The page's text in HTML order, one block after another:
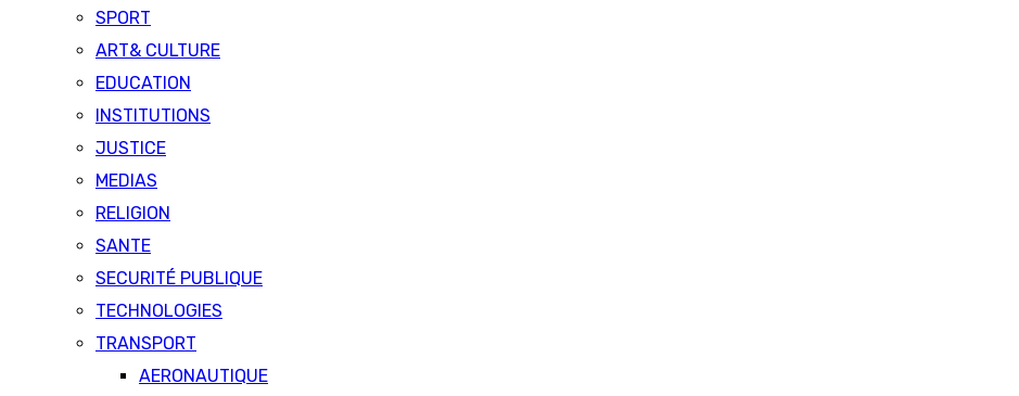
SPORT
ART& CULTURE
EDUCATION
INSTITUTIONS
JUSTICE
MEDIAS
RELIGION
SANTE
SECURITÉ PUBLIQUE
TECHNOLOGIES
TRANSPORT
AERONAUTIQUE